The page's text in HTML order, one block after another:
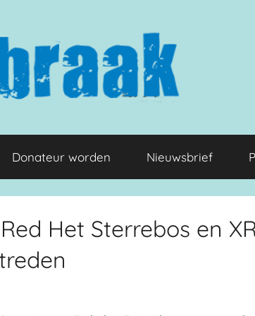
Donateur worden Nieuwsbrief
Het Sterrebos en